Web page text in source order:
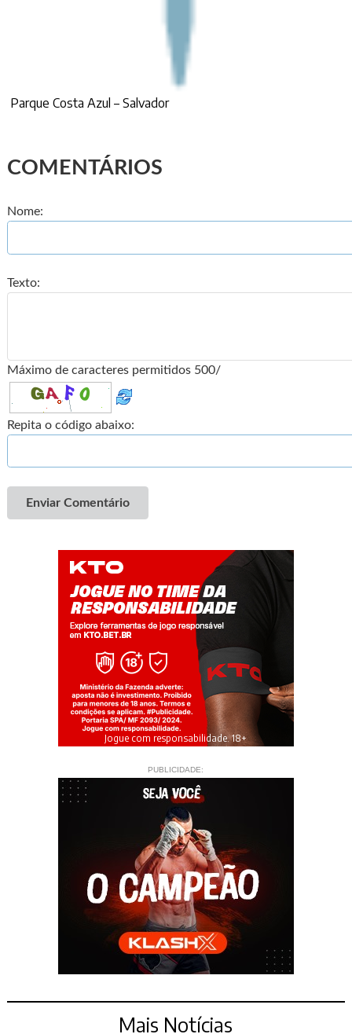
Parque Costa Azul – Salvador
COMENTÁRIOS
Nome:
Texto:
Máximo de caracteres permitidos 500/
Repita o código abaixo:
Enviar Comentário
Jogue com responsabilidade. 18+
PUBLICIDADE:
Mais Notícias